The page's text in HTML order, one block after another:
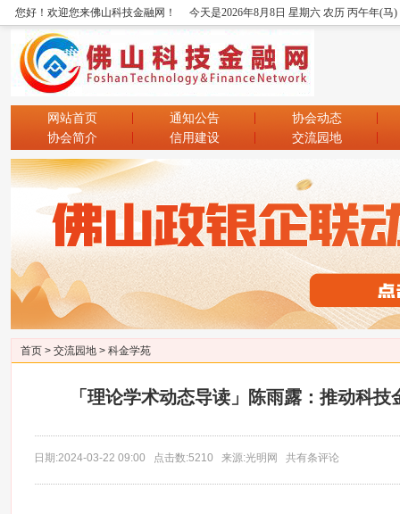
您好！欢迎您来佛山科技金融网！ 今天是2026年8月8日 星期六 农历 丙午年(马
网站首页 通知公告
协会动态
协会简介
信用建设 交流园地
首页 > 交流园地 > 科金学苑
「理论学术动态导读」陈雨露：推动科
日期:2024-03-22 09:00 点击数:5210 来源:光明网 共有条评论